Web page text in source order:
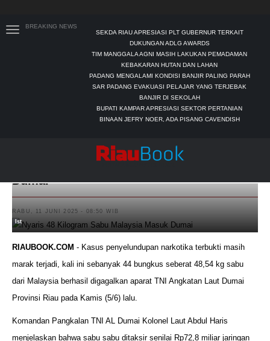
BREAKING NEWS
SEKDA RIAU APRESIASI PLT GUBERNUR TERKAIT
DUKUNGAN ADLG AWARDS
TIM MANGGALA AGNI MASIH LAKUKAN PEMADAMAN
KEBAKARAN HUTAN DAN LAHAN
PADANG MENGALAMI KONDISI BANJIR PALING PARAH
SAR PADANG EVAKUASI PELAJAR YANG TERJEBAK
BANJIR DI SEKOLAH
BUPATI KAMPAR APRESIASI SEKTOR PERTANIAN
BINAAN JEFRY NOER, ADA PISANG CAVENDISH
Nyaris 48 Kilogram Sabu Malaysia Masuk
Dumai
RABU, 11 JUNI 2025 - 08:50 WIB
Ist
RIAUBOOK.COM - Kasus penyelundupan narkotika terbukti masih
marak terjadi, kali ini sebanyak 44 bungkus seberat 48,54 kg sabu
dari Malaysia berhasil digagalkan aparat TNI Angkatan Laut Dumai
Provinsi Riau pada Kamis (5/6) lalu.
Komandan Pangkalan TNI AL Dumai Kolonel Laut Abdul Haris
menjelaskan bahwa sabu sabu ditaksir senilai Rp72,8 miliar jaringan